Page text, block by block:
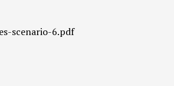
scenario-6.pdf